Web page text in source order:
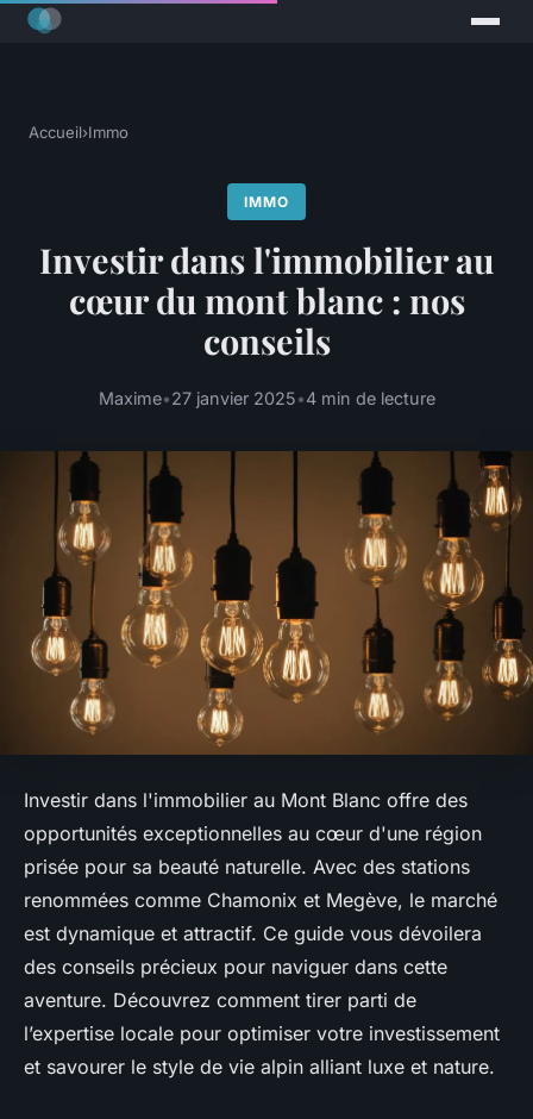
Accueil›Immo
IMMO
Investir dans l'immobilier au
cœur du mont blanc : nos
conseils
Maxime•27 janvier 2025•4 min de lecture
Investir dans l'immobilier au Mont Blanc offre des
opportunités exceptionnelles au cœur d'une région
prisée pour sa beauté naturelle. Avec des stations
renommées comme Chamonix et Megève, le marché
est dynamique et attractif. Ce guide vous dévoilera
des conseils précieux pour naviguer dans cette
aventure. Découvrez comment tirer parti de
l’expertise locale pour optimiser votre investissement
et savourer le style de vie alpin alliant luxe et nature.